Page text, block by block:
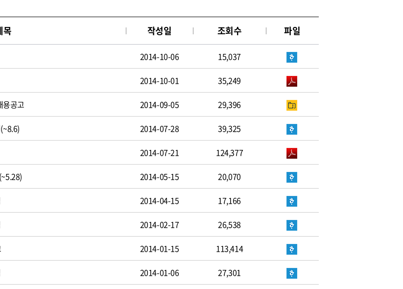
목 작성일 조회수 파일
2014-10-06 15,037
2014-10-01 35,249
용공고 2014-09-05 29,396
2014-07-28 39,325
2014-07-21 124,377
2014-05-15 20,070
2014-04-15 17,166
2014-02-17 26,538
2014-01-15 113,414
2014-01-06 27,301